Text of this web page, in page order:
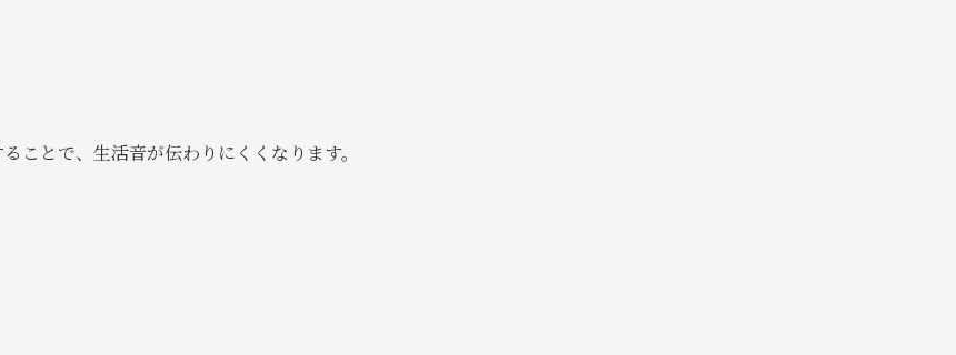
ことで、生活音が伝わりにくくなります。